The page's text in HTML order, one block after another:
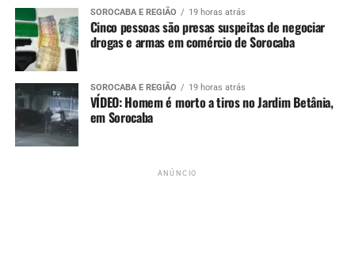
temporárias em SP
Dados daSecretaria da Administração Penitenciária
(SAP)mostram que, na saída temporária de
2025,30.252 presosforam considerados aptos no
estado. Desse total,971 não retornaramdentro do
prazo.135 foram recapturados
ANÚNCIO
SOROCABA E REGIÃO 19 horas atrás
Cinco pessoas são presas suspeitas de negociar
drogas e armas em comércio de Sorocaba
SOROCABA E REGIÃO 19 horas atrás
VÍDEO: Homem é morto a tiros no Jardim Betânia,
em Sorocaba
ANÚNCIO